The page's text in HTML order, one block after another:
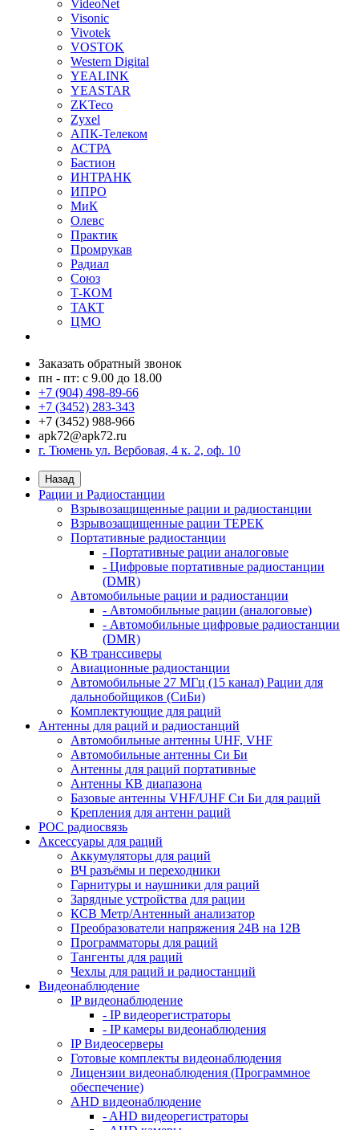
VideoNet
Visonic
Vivotek
VOSTOK
Western Digital
YEALINK
YEASTAR
ZKTeco
Zyxel
АПК-Телеком
АСТРА
Бастион
ИНТРАНК
ИПРО
МиК
Олевс
Практик
Промрукав
Радиал
Союз
Т-КОМ
ТАКТ
ЦМО
Заказать обратный звонок
пн - пт: с 9.00 до 18.00
+7 (904) 498-89-66
+7 (3452) 283-343
+7 (3452) 988-966
apk72@apk72.ru
г. Тюмень ул. Вербовая, 4 к. 2, оф. 10
Назад
Рации и Радиостанции
Взрывозащищенные рации и радиостанции
Взрывозащищенные рации ТЕРЕК
Портативные радиостанции
- Портативные рации аналоговые
- Цифровые портативные радиостанции
(DMR)
Автомобильные рации и радиостанции
- Автомобильные рации (аналоговые)
- Автомобильные цифровые радиостанции
(DMR)
КВ транссиверы
Авиационные радиостанции
Автомобильные 27 МГц (15 канал) Рации для
дальнобойщиков (СиБи)
Комплектующие для раций
Антенны для раций и радиостанций
Автомобильные антенны UHF, VHF
Автомобильные антенны Си Би
Антенны для раций портативные
Антенны КВ диапазона
Базовые антенны VHF/UHF Си Би для раций
Крепления для антенн раций
POC радиосвязь
Аксессуары для раций
Аккумуляторы для раций
ВЧ разъёмы и переходники
Гарнитуры и наушники для раций
Зарядные устройства для рации
КСВ Метр/Антенный анализатор
Преобразователи напряжения 24В на 12В
Программаторы для раций
Тангенты для раций
Чехлы для раций и радиостанций
Видеонаблюдение
IP видеонаблюдение
- IP видеорегистраторы
- IP камеры видеонаблюдения
IP Видеосерверы
Готовые комплекты видеонаблюдения
Лицензии видеонаблюдения (Программное
обеспечение)
AHD видеонаблюдение
- AHD видеорегистраторы